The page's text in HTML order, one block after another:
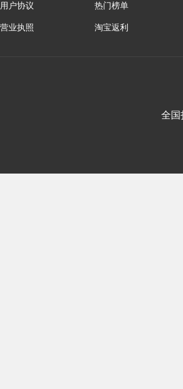
用户协议
营业执照
热门榜单
淘宝返利
全国